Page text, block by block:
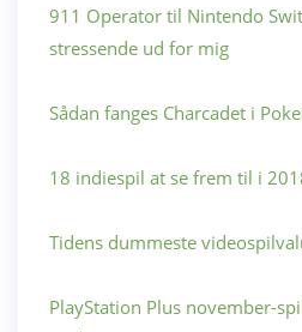
911 Operator til Nintendo
stressende ud for mig
Sådan fanges Charcadet i
18 indiespil at se frem til i
Tidens dummeste
PlayStation Plus november-